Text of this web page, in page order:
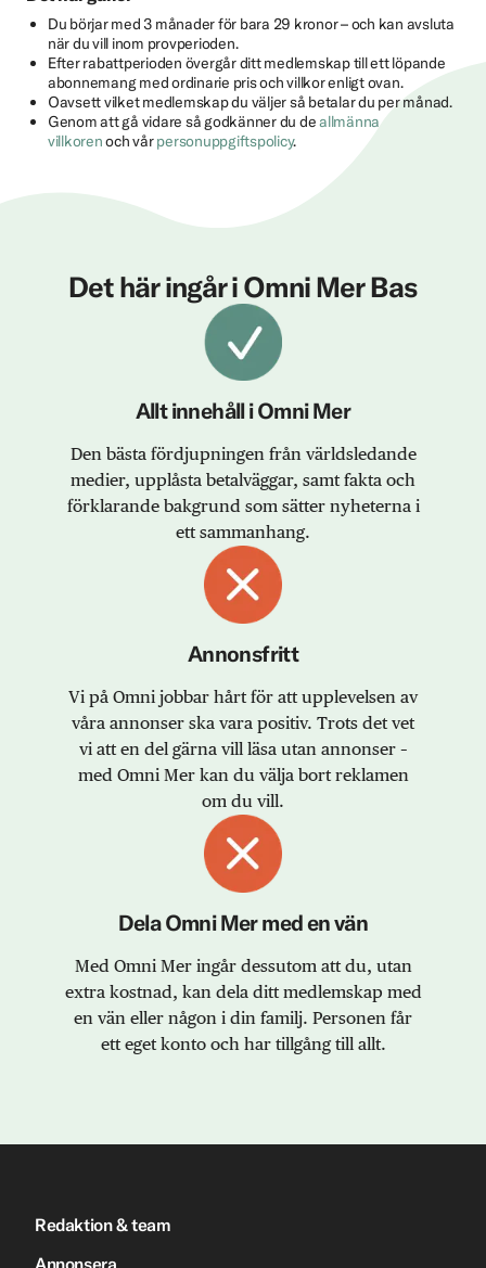
Du börjar med 3 månader för bara 29 kronor – och kan avsluta
när du vill inom provperioden.
Efter rabattperioden övergår ditt medlemskap till ett löpande
abonnemang med ordinarie pris och villkor enligt ovan.
Oavsett vilket medlemskap du väljer så betalar du per månad.
Genom att gå vidare så godkänner du deallmänna
villkorenoch vårpersonuppgiftspolicy.
Det här ingår i Omni Mer Bas
Allt innehåll i Omni Mer
Den bästa fördjupningen från världsledande
medier, upplåsta betalväggar, samt fakta och
förklarande bakgrund som sätter nyheterna i
ett sammanhang.
Annonsfritt
Vi på Omni jobbar hårt för att upplevelsen av
våra annonser ska vara positiv. Trots det vet
vi att en del gärna vill läsa utan annonser –
med Omni Mer kan du välja bort reklamen
om du vill.
Dela Omni Mer med en vän
Med Omni Mer ingår dessutom att du, utan
extra kostnad, kan dela ditt medlemskap med
en vän eller någon i din familj. Personen får
ett eget konto och har tillgång till allt.
Redaktion & team